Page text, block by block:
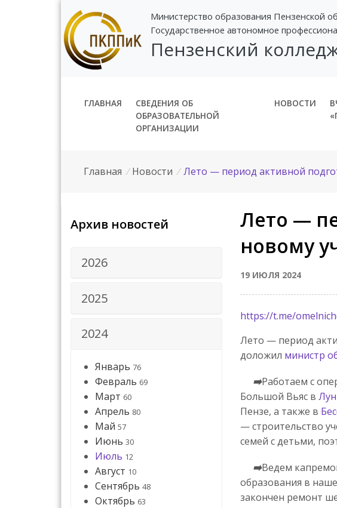
Министерство образования Пензенской
Государственное автономное
Пензенский
ГЛАВНАЯ
СВЕДЕНИЯ ОБ
ОБРАЗОВАТЕЛЬНОЙ
ОРГАНИЗАЦИИ
НОВОСТИ
Главная / Новости / Лето — период активной
Архив новостей
2026
2025
2024
Январь 76
Февраль 69
Март 60
Апрель 80
Май 57
Июнь 30
Июль 12
Август 10
Сентябрь 48
Октябрь 63
Лето —
новому
19 ИЮЛЯ 2024
https://t.me/
Лето — период
доложил министр
➡️Работаем с
Большой Вьяс в
Пензе, а также в
— строительство
семей с детьми,
➡️Ведем
образования в
закончен ремонт